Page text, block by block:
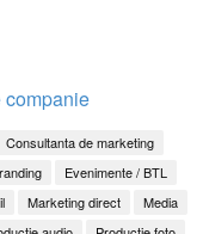
Consultanta de marketing
Evenimente / BTL
Marketing direct
Media